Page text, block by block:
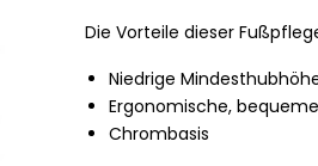
Die Vorteile dieser
Niedrige
Ergonomische,
Chrombasis